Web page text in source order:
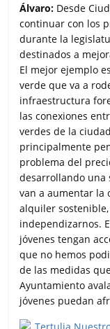
Álvaro: Desde
continuar con los
durante la
destinados a
El mejor ejemplo
verde que va a
infraestructura
las conexiones
verdes de la
principalmente
problema del
desarrollando una
van a aumentar la
alquiler
independizarnos.
jóvenes tengan
que no hemos
de las medidas
Ayuntamiento
jóvenes puedan